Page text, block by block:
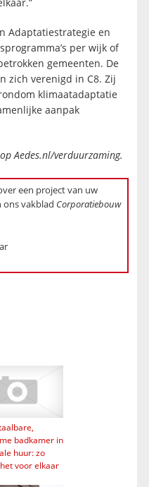
Adaptatiestrategie en
per wijk of
gemeenten. De
zich verenigd in C8. Zij
klimaatadaptatie
aanpak
Aedes.nl/verduurzaming.
een project van uw
ons vakblad Corporatiebouw
badkamer in
huur: zo
voor elkaar